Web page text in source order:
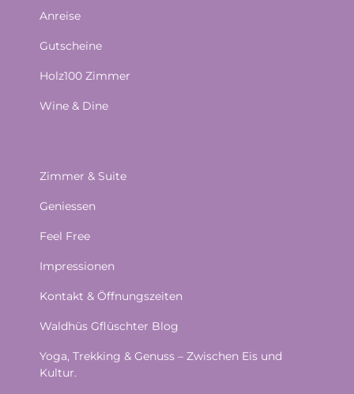
Anreise
Gutscheine
Holz100 Zimmer
Wine & Dine
Zimmer & Suite
Geniessen
Feel Free
Impressionen
Kontakt & Öffnungszeiten
Waldhüs Gflüschter Blog
Yoga, Trekking & Genuss – Zwischen Eis und
Kultur.